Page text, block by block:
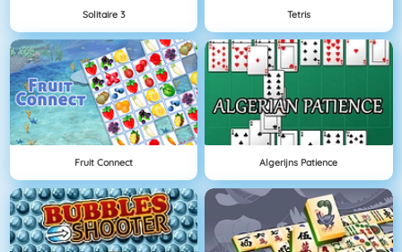
Solitaire 3 Tetris
Fruit Connect Algerijns Patience